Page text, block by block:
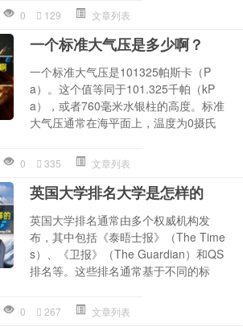
0 129 文章列表
一个标准大气压是多少啊？
一个标准大气压是101325帕斯卡（P
a）。这个值等同于101.325千帕（kP
a），或者760毫米水银柱的高度。标准
大气压通常在海平面上，温度为0摄氏
0 335 文章列表
英国大学排名大学是怎样的
英国大学排名通常由多个权威机构发
布，其中包括《泰晤士报》（The Time
s）、《卫报》（The Guardian）和QS
排名等。这些排名通常基于不同的标
0 267 文章列表